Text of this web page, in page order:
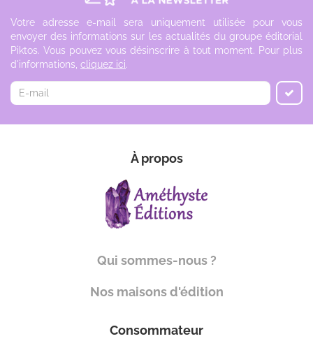
Votre adresse e-mail sera uniquement utilisée pour vous
envoyer des informations sur les actualités du groupe éditorial
Piktos. Vous pouvez vous désinscrire à tout moment. Pour plus
d'informations, cliquez ici.
À propos
Qui sommes-nous ?
Nos maisons d'édition
Consommateur